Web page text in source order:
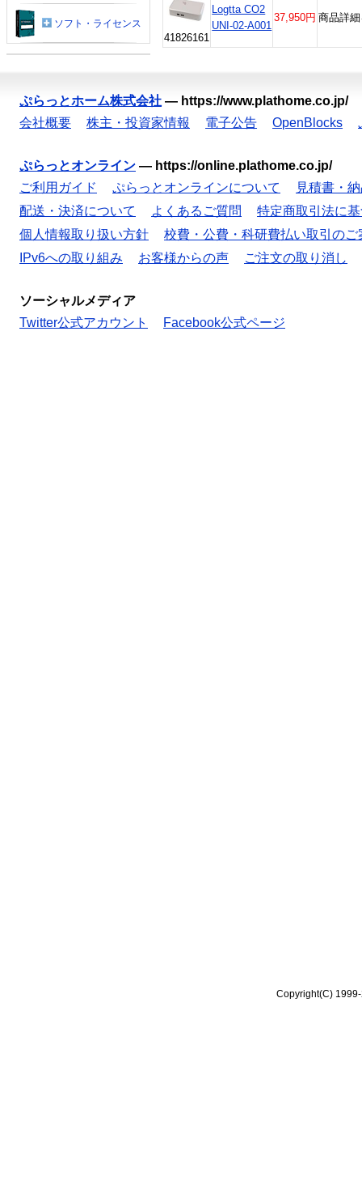
41826161
Logtta CO2
UNI-02-A001
37,950円 商品詳
ソフト・ライセンス
ぷらっとホーム株式会社 — https://www.plathome.co.jp/
会社概要
株主・投資家情報 電子公告 OpenBlocks
ぷらっとオンライン — https://online.plathome.co.jp/
ご利用ガイド
ぷらっとオンラインについて
見積書・
配送・決済について
よくあるご質問
特定商取引法に
個人情報取り扱い方針
校費・公費・科研費払い取引のご
IPv6への取り組み
お客様からの声 ご注文の取り消し
ソーシャルメディア
Twitter公式アカウント
Facebook公式ページ
Copyright(C)